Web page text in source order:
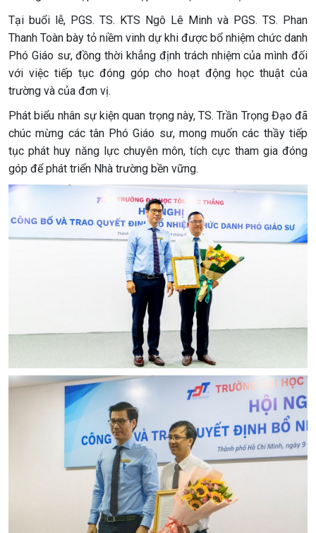
Tại buổi lễ, PGS. TS. KTS Ngô Lê Minh và PGS. TS. Phan
Thanh Toàn bày tỏ niềm vinh dự khi được bổ nhiệm chức danh
Phó Giáo sư, đồng thời khẳng định trách nhiệm của mình đối
với việc tiếp tục đóng góp cho hoạt động học thuật của
trường và của đơn vị.
Phát biểu nhân sự kiện quan trọng này, TS. Trần Trọng Đạo đã
chúc mừng các tân Phó Giáo sư, mong muốn các thầy tiếp
tục phát huy năng lực chuyên môn, tích cực tham gia đóng
góp để phát triển Nhà trường bền vững.